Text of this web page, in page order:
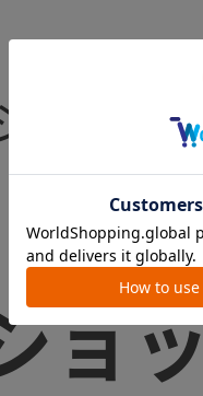
キ
ョ
ンの